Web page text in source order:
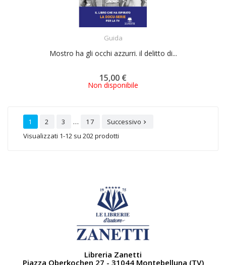
Guida
Mostro ha gli occhi azzurri. il delitto di...
15,00 €
Non disponibile
1 2 3 … 17 Successivo 
Visualizzati 1-12 su 202 prodotti
Libreria Zanetti
Piazza Oberkochen 27 - 31044 Montebelluna (TV)